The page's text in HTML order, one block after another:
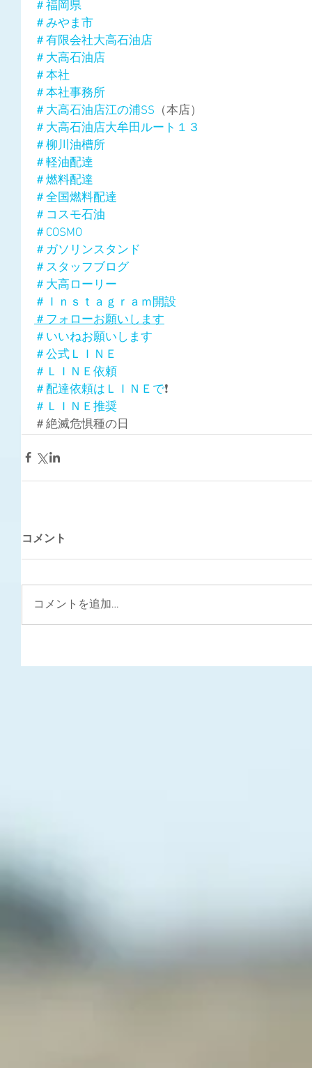
＃福岡県
＃みやま市
＃有限会社大高石油店
＃大高石油店
＃本社
＃本社事務所
＃大高石油店江の浦SS （本店）
＃大高石油店大牟田ルート１３
＃柳川油槽所
＃軽油配達
＃燃料配達
＃全国燃料配達
＃コスモ石油
＃COSMO
＃ガソリンスタンド
＃スタッフブログ
＃大高ローリー
＃Ｉｎｓｔａｇｒａｍ開設
＃フォローお願いします
＃いいねお願いします
＃公式ＬＩＮＥ
＃ＬＩＮＥ依頼
＃配達依頼はＬＩＮＥで❗
＃ＬＩＮＥ推奨
＃絶滅危惧種の日
コメント
コメントを追加…